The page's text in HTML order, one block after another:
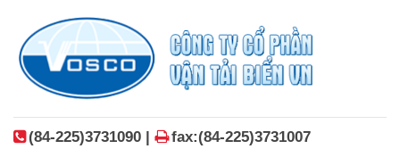
(84-225)3731090 |
fax:(84-225)3731007